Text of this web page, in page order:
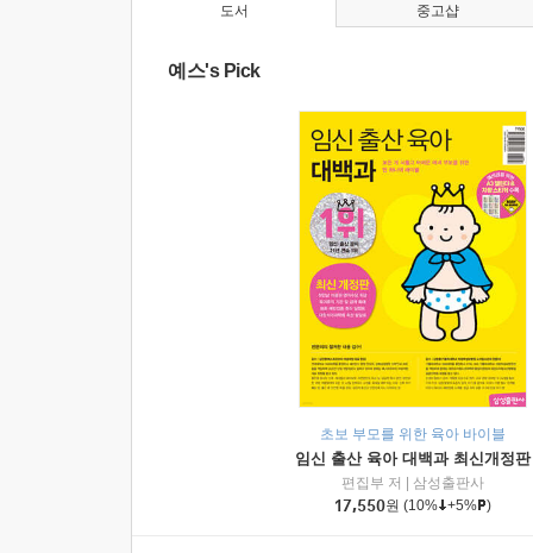
도서
예스's Pick
초보 부모를 위한 육아 바이블
임신 출산 육아 대백과 최신개정판
편집부 저
삼성출판사
17,550원 (10% +5% )
중고샵